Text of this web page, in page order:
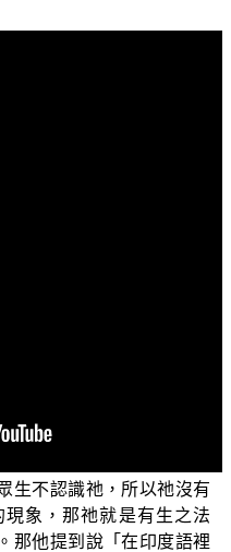
母親的腹中這個胎藏裡
是錯的，因為如來藏本來
生不認識祂，所以祂沒有
象，那祂就是有生之法
那他提到說「在印度語裡